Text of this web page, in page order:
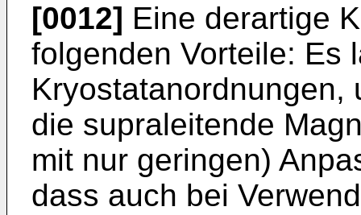
[0012] Eine derartige
folgenden Vorteile: Es
Kryostatanordnungen,
die supraleitende
mit nur geringen)
dass auch bei